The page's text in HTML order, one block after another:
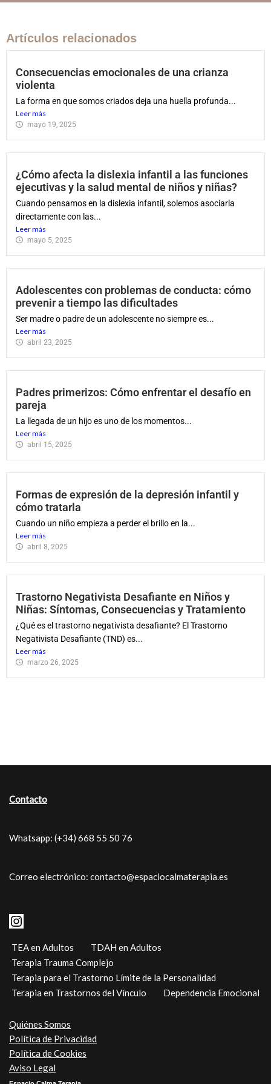
Artículos relacionados
Consecuencias emocionales de una crianza
violenta
La forma en que somos criados deja una huella profunda...
Leer más
mayo 19, 2025
¿Cómo afecta la dislexia infantil a las funciones
ejecutivas y la salud mental de niños y niñas?
Cuando pensamos en la dislexia infantil, solemos asociarla
directamente con las...
Leer más
mayo 5, 2025
Adolescentes con problemas de conducta: cómo
prevenir a tiempo las dificultades
Ser madre o padre de un adolescente no siempre es...
Leer más
abril 23, 2025
Padres primerizos: Cómo enfrentar el desafío en
pareja
La llegada de un hijo es uno de los momentos...
Leer más
abril 15, 2025
Formas de expresión de la depresión infantil y
cómo tratarla
Cuando un niño empieza a perder el brillo en la...
Leer más
abril 8, 2025
Trastorno Negativista Desafiante en Niños y
Niñas: Síntomas, Consecuencias y Tratamiento
¿Qué es el trastorno negativista desafiante? El Trastorno
Negativista Desafiante (TND) es...
Leer más
marzo 26, 2025
Contacto
Whatsapp: (+34) 668 55 50 76
Correo electrónico: contacto@espaciocalmaterapia.es
TEA en Adultos
TDAH en Adultos
Terapia Trauma Complejo
Terapia para el Trastorno Límite de la Personalidad
Terapia en Trastornos del Vínculo
Dependencia Emocional
Quiénes Somos
Política de Privacidad
Política de Cookies
Aviso Legal